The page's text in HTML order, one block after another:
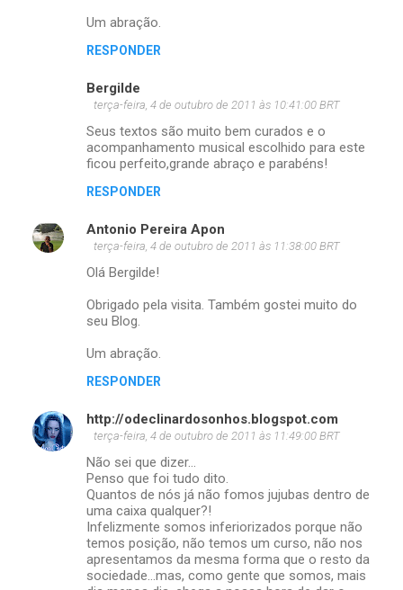
Um abração.
RESPONDER
Bergilde
terça-feira, 4 de outubro de 2011 às 10:41:00 BRT
Seus textos são muito bem curados e o
acompanhamento musical escolhido para este
ficou perfeito,grande abraço e parabéns!
RESPONDER
Antonio Pereira Apon
terça-feira, 4 de outubro de 2011 às 11:38:00 BRT
Olá Bergilde!
Obrigado pela visita. Também gostei muito do
seu Blog.
Um abração.
RESPONDER
http://odeclinardosonhos.blogspot.com
terça-feira, 4 de outubro de 2011 às 11:49:00 BRT
Não sei que dizer...
Penso que foi tudo dito.
Quantos de nós já não fomos jujubas dentro de
uma caixa qualquer?!
Infelizmente somos inferiorizados porque não
temos posição, não temos um curso, não nos
apresentamos da mesma forma que o resto da
sociedade...mas, como gente que somos, mais